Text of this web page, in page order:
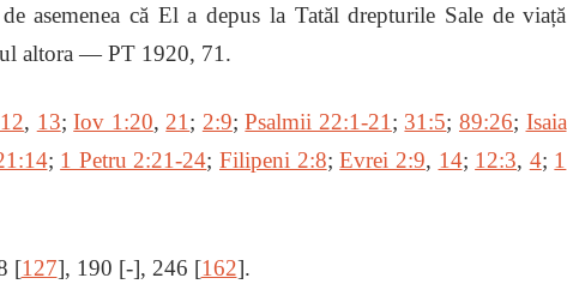
asemenea că El a depus la Tatăl drepturile Sale de viață
altora — PT 1920, 71.
, 13;Iov 1:20, 21 ; 2:9;Psalmii 22:1-21 ; 31:5; 89:26; Isaia
; 1 Petru 2:21-24; Filipeni 2:8;Evrei 2:9, 14; 12:3, 4; 1
[127], 190 [-], 246 [162].